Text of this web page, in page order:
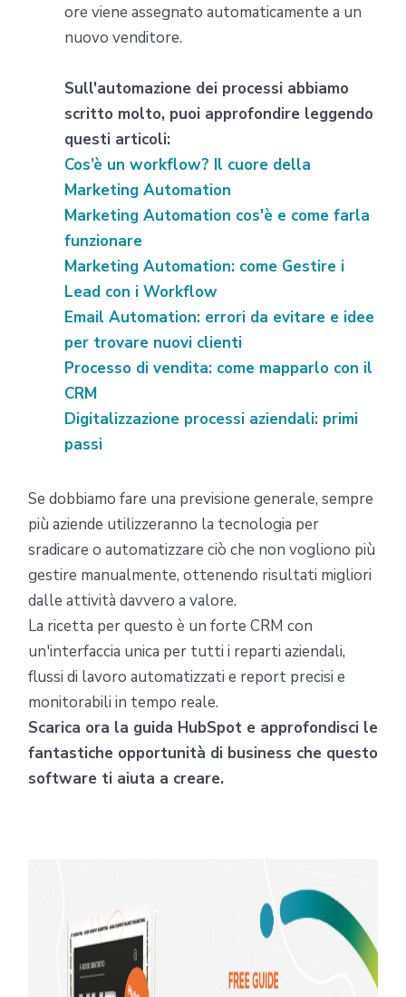
ore viene assegnato automaticamente a un
nuovo venditore.
Sull'automazione dei processi abbiamo
scritto molto, puoi approfondire leggendo
questi articoli:
Cos’è un workflow? Il cuore della
Marketing Automation
Marketing Automation cos'è e come farla
funzionare
Marketing Automation: come Gestire i
Lead con i Workflow
Email Automation: errori da evitare e idee
per trovare nuovi clienti
Processo di vendita: come mapparlo con il
CRM
Digitalizzazione processi aziendali: primi
passi
Se dobbiamo fare una previsione generale, sempre
più aziende utilizzeranno la tecnologia per
sradicare o automatizzare ciò che non vogliono più
gestire manualmente, ottenendo risultati migliori
dalle attività davvero a valore.
La ricetta per questo è un forte CRM con
un'interfaccia unica per tutti i reparti aziendali,
flussi di lavoro automatizzati e report precisi e
monitorabili in tempo reale.
Scarica ora la guida HubSpot e approfondisci le
fantastiche opportunità di business che questo
software ti aiuta a creare.